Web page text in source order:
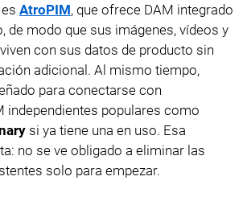
AtroPIM, que ofrece DAM integrado
de modo que sus imágenes, vídeos y
con sus datos de producto sin
adicional. Al mismo tiempo,
para conectarse con
independientes populares como
si ya tiene una en uso. Esa
no se ve obligado a eliminar las
solo para empezar.